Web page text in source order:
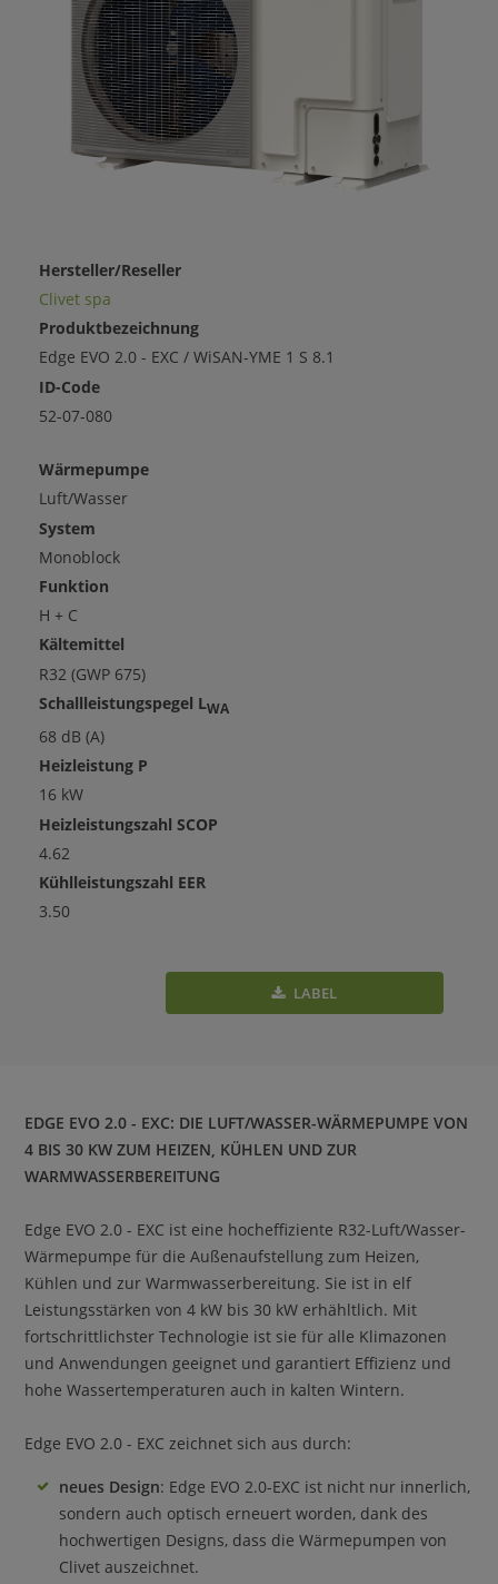
Hersteller/Reseller
Clivet spa
Produktbezeichnung
Edge EVO 2.0 - EXC / WiSAN-YME 1 S 8.1
ID-Code
52-07-080
Wärmepumpe
Luft/Wasser
System
Monoblock
Funktion
H + C
Kältemittel
R32 (GWP 675)
Schallleistungspegel LWA
68 dB (A)
Heizleistung P
16 kW
Heizleistungszahl SCOP
4.62
Kühlleistungszahl EER
3.50
LABEL
EDGE EVO 2.0 - EXC: DIE LUFT/WASSER-WÄRMEPUMPE VON
4 BIS 30 KW ZUM HEIZEN, KÜHLEN UND ZUR
WARMWASSERBEREITUNG
Edge EVO 2.0 - EXC ist eine hocheffiziente R32-Luft/Wasser-
Wärmepumpe für die Außenaufstellung zum Heizen,
Kühlen und zur Warmwasserbereitung. Sie ist in elf
Leistungsstärken von 4 kW bis 30 kW erhähltlich. Mit
fortschrittlichster Technologie ist sie für alle Klimazonen
und Anwendungen geeignet und garantiert Effizienz und
hohe Wassertemperaturen auch in kalten Wintern.
Edge EVO 2.0 - EXC zeichnet sich aus durch:
neues Design: Edge EVO 2.0-EXC ist nicht nur innerlich,
sondern auch optisch erneuert worden, dank des
hochwertigen Designs, dass die Wärmepumpen von
Clivet auszeichnet.